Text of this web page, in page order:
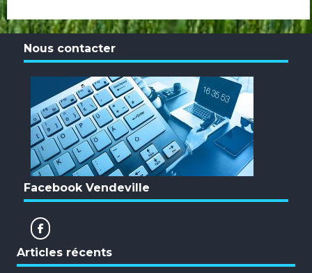
Nous contacter
Facebook Vendeville
Articles récents